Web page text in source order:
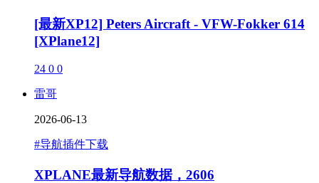
[最新XP12] Peters Aircraft - VFW-Fokker 614
[XPlane12]
24 0 0
雷哥
2026-06-13
#导航插件下载
XPLANE最新导航数据，2606